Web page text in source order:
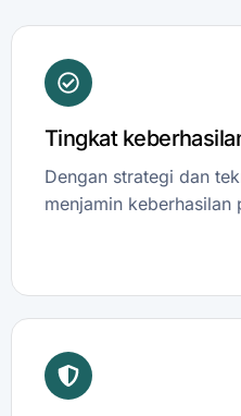
Tingkat
Dengan strategi dan
menjamin